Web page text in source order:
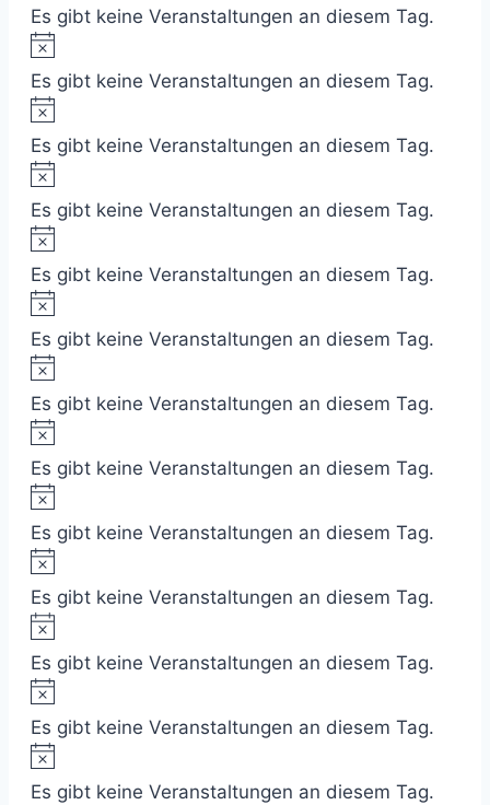
Es gibt keine Veranstaltungen an diesem Tag.
Es gibt keine Veranstaltungen an diesem Tag.
Es gibt keine Veranstaltungen an diesem Tag.
Es gibt keine Veranstaltungen an diesem Tag.
Es gibt keine Veranstaltungen an diesem Tag.
Es gibt keine Veranstaltungen an diesem Tag.
Es gibt keine Veranstaltungen an diesem Tag.
Es gibt keine Veranstaltungen an diesem Tag.
Es gibt keine Veranstaltungen an diesem Tag.
Es gibt keine Veranstaltungen an diesem Tag.
Es gibt keine Veranstaltungen an diesem Tag.
Es gibt keine Veranstaltungen an diesem Tag.
Es gibt keine Veranstaltungen an diesem Tag.